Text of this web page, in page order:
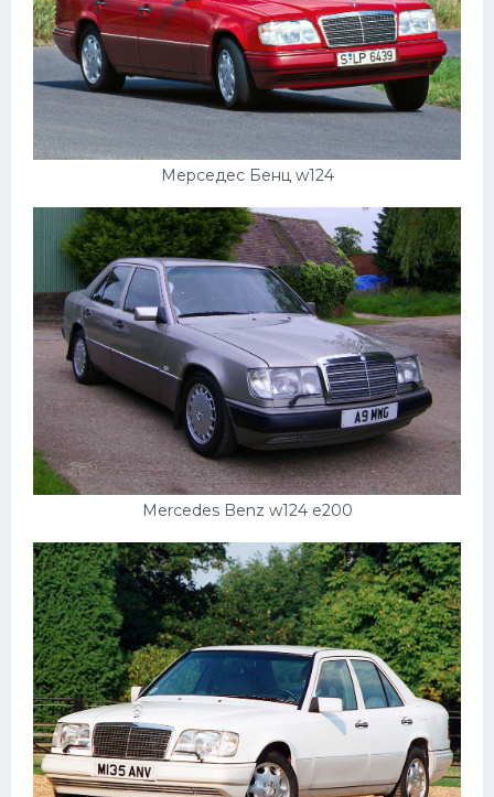
Мерседес Бенц w124
Mercedes Benz w124 e200
Ява
Эмблемы
Спецтехника